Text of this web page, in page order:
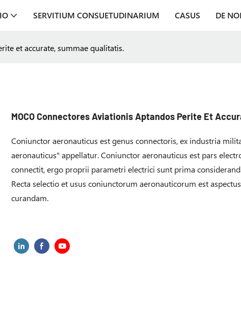
SERVITIUM CONSUETUDINARIUM CASUS DE
et accurate, summae qualitatis.
MOCO Connectores Aviationis Aptandos Perite Et
Coniunctor aeronauticus est genus connectoris, ex industria
aeronauticus" appellatur. Coniunctor aeronauticus est pars
connectit, ergo proprii parametri electrici sunt prima
Recta selectio et usus coniunctorum aeronauticorum est
curandam.